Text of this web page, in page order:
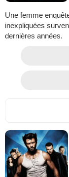
Une femme
inexpliquées
dernières années.